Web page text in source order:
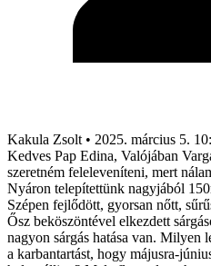
Kakula Zsolt • 2025. március 5.
Kedves Pap Edina, Valójában
szeretném feleleveníteni, mert
Nyáron telepítettünk nagyjából
Szépen fejlődött, gyorsan nőtt,
Ősz beköszöntével elkezdett
nagyon sárgás hatása van. Milyen
a karbantartást, hogy májusra-